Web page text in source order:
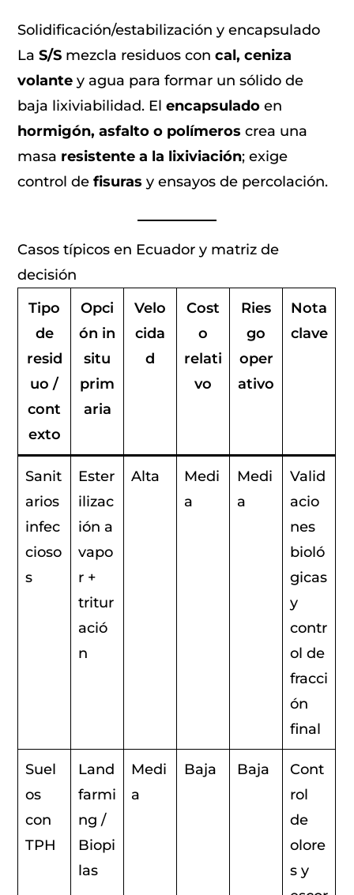
Solidificación/estabilización y encapsulado
LaS/S mezcla residuos concal, ceniza
volante y agua para formar un sólido de
baja lixiviabilidad. Elencapsulado en
hormigón, asfalto o polímeros crea una
masa resistente a la lixiviación; exige
control defisuras y ensayos de percolación.
Casos típicos en Ecuador y matriz de
decisión
Tipo
de
resid
uo /
cont
exto
Opci
ón in
situ
prim
aria
Velo
cida
d
Cost
o
relati
vo
Ries
go
oper
ativo
Nota
clave
Sanit
arios
infec
cioso
s
Ester
ilizac
ión a
vapo
r +
tritur
ació
n
Alta
Medi
a
Medi
a
Valid
acio
nes
bioló
gicas
y
contr
ol de
fracci
ón
final
Suel
os
con
TPH
Land
farmi
ng /
Biopi
las
Medi
a
Baja Baja
Cont
rol
de
olore
s y